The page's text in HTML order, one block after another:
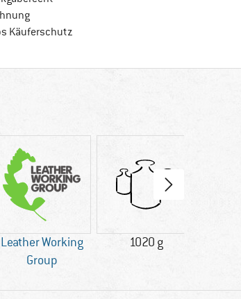
Finde die Zahlungs-Infos hier! Öffnet sich in
KäuferschutzFinde alle Infos hier!
Leather Working
Group
1020 g